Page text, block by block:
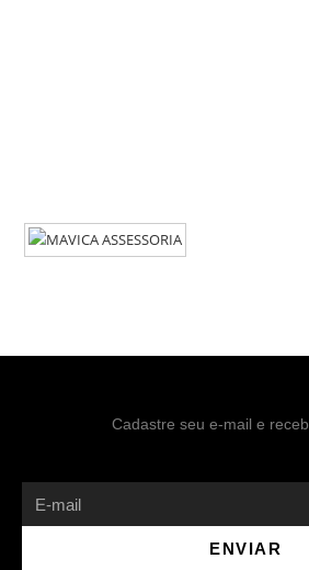
Cadastre seu e-mail e
ENVIAR